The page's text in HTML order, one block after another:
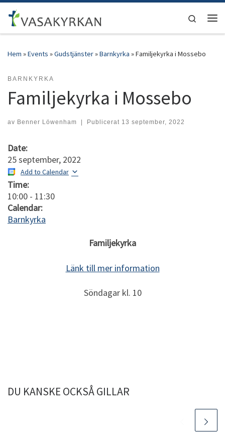
Hoppa till innehåll
Search
Hem »Events »Gudstjänster»Barnkyrka »Familjekyrka i Mossebo
BARNKYRKA
Familjekyrka i Mossebo
av Benner Löwenham | Publicerat 13 september, 2022
Date:
25 september, 2022
Add to Calendar
Time:
10:00 - 11:30
Calendar:
Barnkyrka
Familjekyrka
Länk till mer information
Söndagar kl. 10
DU KANSKE OCKSÅ GILLAR